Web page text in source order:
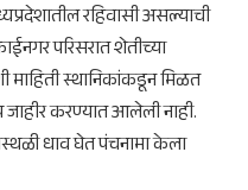
रहिवासी असल्याची
परिसरात शेतीच्या
स्थानिकांकडून मिळत
करण्यात आलेली नाही.
धाव घेत पंचनामा केला